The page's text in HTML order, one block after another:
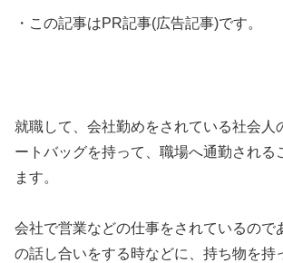
・この記事はPR記事(広告記事)です。
就職して、会社勤めをされている社会人
ートバッグを持って、職場へ通勤される
ます。
会社で営業などの仕事をされているので
の話し合いをする時などに、持ち物を持